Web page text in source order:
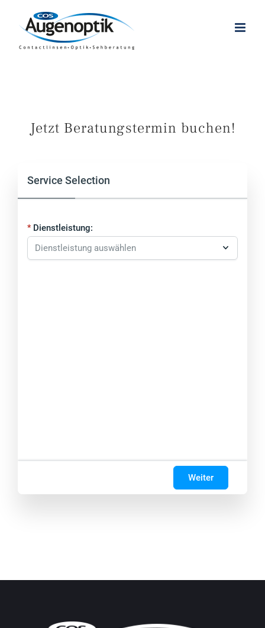
Inhalt
springen
Jetzt Beratungstermin buchen!
Service Selection
Dienstleistung:
Weiter